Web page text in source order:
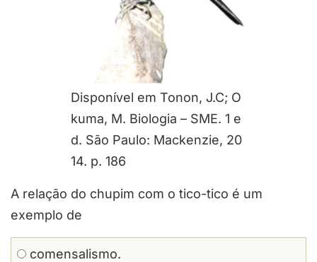
Disponível em Tonon, J.C; O
kuma, M. Biologia – SME. 1 e
d. São Paulo: Mackenzie, 20
14. p. 186
A relação do chupim com o tico-tico é um
exemplo de
comensalismo.